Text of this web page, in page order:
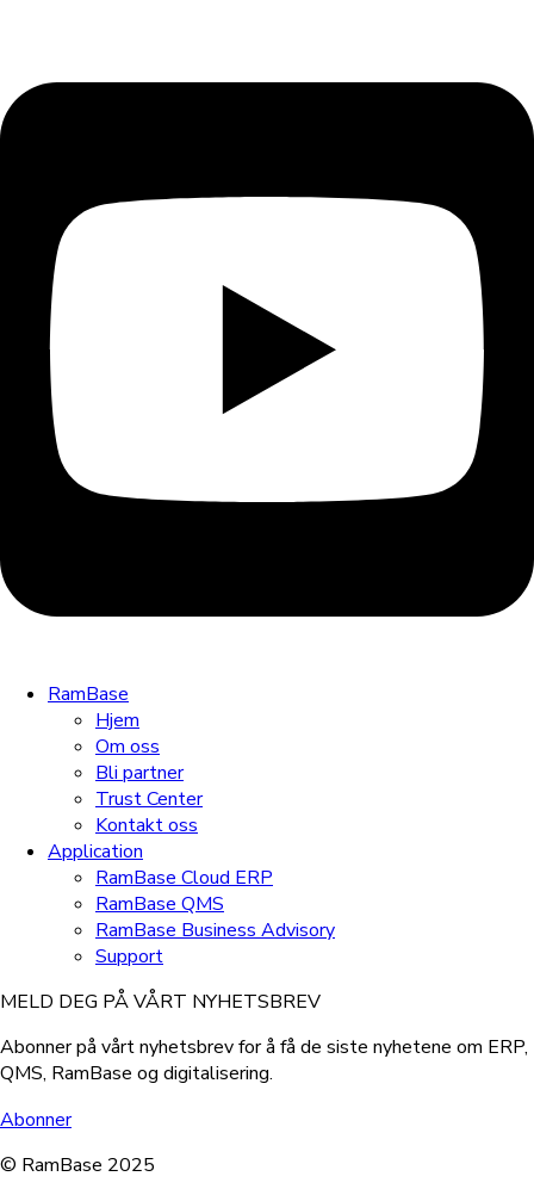
RamBase
Hjem
Om oss
Bli partner
Trust Center
Kontakt oss
Application
RamBase Cloud ERP
RamBase QMS
RamBase Business Advisory
Support
MELD DEG PÅ VÅRT NYHETSBREV
Abonner på vårt nyhetsbrev for å få de siste nyhetene om ERP,
QMS, RamBase og digitalisering.
Abonner
© RamBase 2025